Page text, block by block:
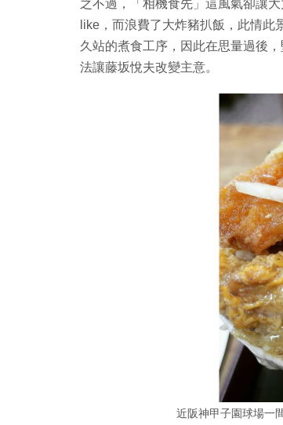
之不過，「相機食先」這風氣卻讓
like，而浪費了大炸豬扒飯，此情此
久站的煮食工序，因此在思量過後
法讓藤坂悅夫改變主意。
近阪神甲子園球場一